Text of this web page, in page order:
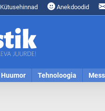
Anekdoodid
Huumor Tehnoloogia